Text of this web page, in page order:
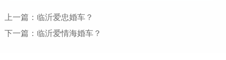
上一篇： 临沂爱忠婚车？
下一篇： 临沂爱情海婚车？